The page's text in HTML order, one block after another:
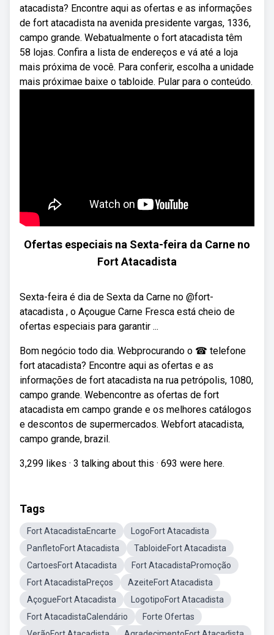
atacadista? Encontre aqui as ofertas e as informações
de fort atacadista na avenida presidente vargas, 1336,
campo grande. Webatualmente o fort atacadista têm
58 lojas. Confira a lista de endereços e vá até a loja
mais próxima de você. Para conferir, escolha a unidade
mais próximae baixe o tabloide. Pular para o conteúdo.
Ofertas especiais na Sexta-feira da Carne no
Fort Atacadista
Sexta-feira é dia de Sexta da Carne no @fort-
atacadista , o Açougue Carne Fresca está cheio de
ofertas especiais para garantir ...
Bom negócio todo dia. Webprocurando o ☎ telefone
fort atacadista? Encontre aqui as ofertas e as
informações de fort atacadista na rua petrópolis, 1080,
campo grande. Webencontre as ofertas de fort
atacadista em campo grande e os melhores catálogos
e descontos de supermercados. Webfort atacadista,
campo grande, brazil.
3,299 likes · 3 talking about this · 693 were here.
Tags
Fort AtacadistaEncarte
LogoFort Atacadista
PanfletoFort Atacadista
TabloideFort Atacadista
CartoesFort Atacadista
Fort AtacadistaPromoção
Fort AtacadistaPreços
AzeiteFort Atacadista
AçogueFort Atacadista
LogotipoFort Atacadista
Fort AtacadistaCalendário
Forte Ofertas